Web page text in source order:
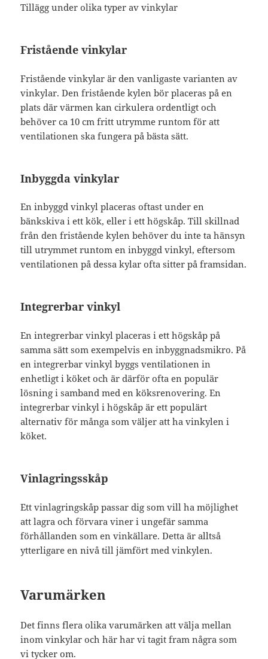
Tillägg under olika typer av vinkylar
Fristående vinkylar
Fristående vinkylar är den vanligaste varianten av
vinkylar. Den fristående kylen bör placeras på en
plats där värmen kan cirkulera ordentligt och
behöver ca 10 cm fritt utrymme runtom för att
ventilationen ska fungera på bästa sätt.
Inbyggda vinkylar
En inbyggd vinkyl placeras oftast under en
bänkskiva i ett kök, eller i ett högskåp. Till skillnad
från den fristående kylen behöver du inte ta hänsyn
till utrymmet runtom en inbyggd vinkyl, eftersom
ventilationen på dessa kylar ofta sitter på framsidan.
Integrerbar vinkyl
En integrerbar vinkyl placeras i ett högskåp på
samma sätt som exempelvis en inbyggnadsmikro. På
en integrerbar vinkyl byggs ventilationen in
enhetligt i köket och är därför ofta en populär
lösning i samband med en köksrenovering. En
integrerbar vinkyl i högskåp är ett populärt
alternativ för många som väljer att ha vinkylen i
köket.
Vinlagringsskåp
Ett vinlagringskåp passar dig som vill ha möjlighet
att lagra och förvara viner i ungefär samma
förhållanden som en vinkällare. Detta är alltså
ytterligare en nivå till jämfört med vinkylen.
Varumärken
Det finns flera olika varumärken att välja mellan
inom vinkylar och här har vi tagit fram några som
vi tycker om.